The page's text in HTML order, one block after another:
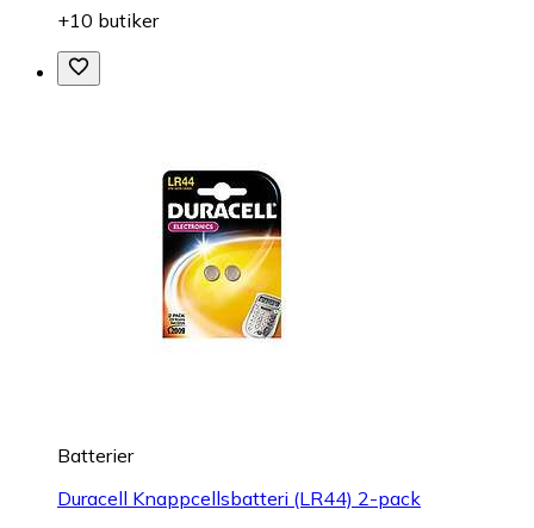
+10 butiker
Batterier
Duracell Knappcellsbatteri (LR44) 2-pack